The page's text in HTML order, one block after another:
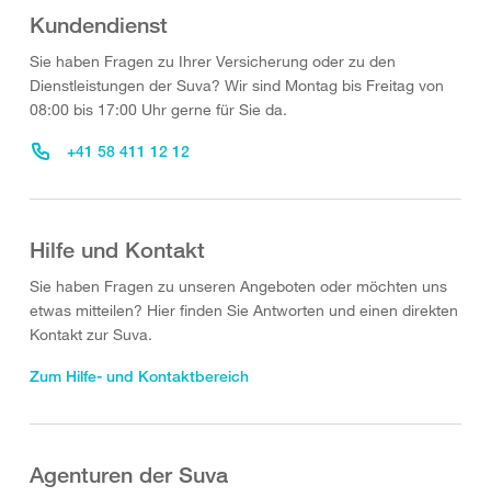
Kundendienst
Sie haben Fragen zu Ihrer Versicherung oder zu den
Dienstleistungen der Suva? Wir sind Montag bis Freitag von
08:00 bis 17:00 Uhr gerne für Sie da.
+41 58 411 12 12
Hilfe und Kontakt
Sie haben Fragen zu unseren Angeboten oder möchten uns
etwas mitteilen? Hier finden Sie Antworten und einen direkten
Kontakt zur Suva.
Zum Hilfe- und Kontaktbereich
Agenturen der Suva